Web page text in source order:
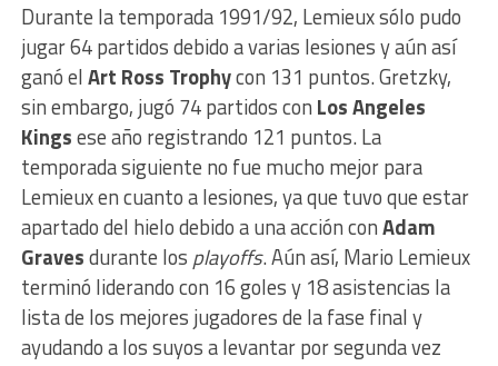
​Durante la temporada 1991/92, Lemieux sólo pudo
jugar 64 partidos debido a varias lesiones y aún así
ganó elArt Ross Trophycon 131 puntos. Gretzky,
sin embargo, jugó 74 partidos con Los Angeles
Kingsese año registrando 121 puntos. La
temporada siguiente no fue mucho mejor para
Lemieux en cuanto a lesiones, ya que tuvo que estar
apartado del hielo debido a una acción conAdam
Gravesdurante los playoffs. Aún así, Mario Lemieux
terminó liderando con 16 goles y 18 asistencias la
lista de los mejores jugadores de la fase final y
ayudando a los suyos a levantar por segunda vez